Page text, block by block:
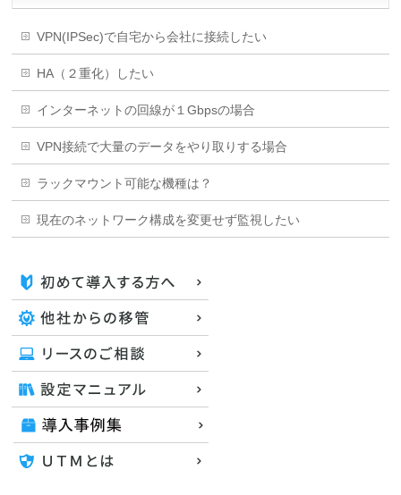
VPN(IPSec)で自宅から会社に接続したい
HA（２重化）したい
インターネットの回線が１Gbpsの場合
VPN接続で大量のデータをやり取りする場合
ラックマウント可能な機種は？
現在のネットワーク構成を変更せず監視したい